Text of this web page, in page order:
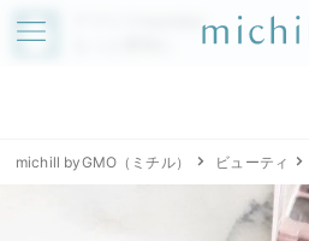
アプリでmichillが
michill byGMO（ミチル） ビューティ